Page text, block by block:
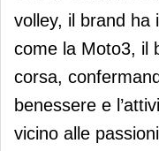
volley, il brand ha
come la Moto3, il
corsa,
benessere e
vicino alle